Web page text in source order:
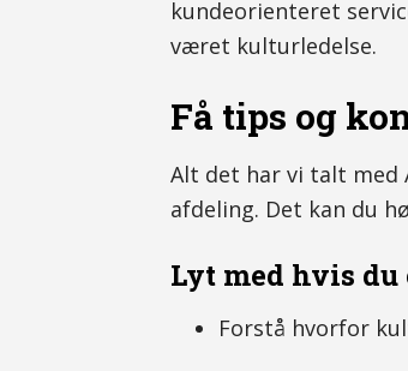
kundeorienteret
været kulturledelse.
Få tips og
Alt det har vi talt med
afdeling. Det kan du
Lyt med hvis
Forstå hvorfor